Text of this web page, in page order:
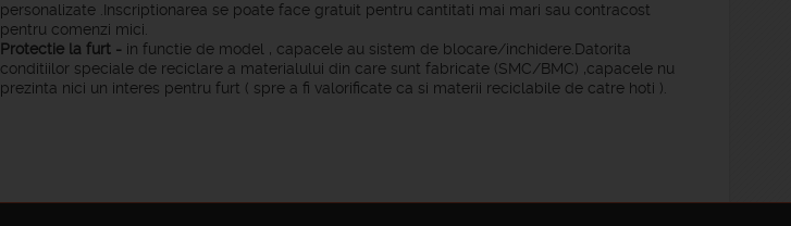
personalizate .Inscriptionarea se poate face gratuit pentru cantitati mai mari sau contracost
pentru comenzi mici.
Protectie la furt - in functie de model , capacele au sistem de blocare/inchidere.Datorita
conditiilor speciale de reciclare a materialului din care sunt fabricate (SMC/BMC) ,capacele nu
prezinta nici un interes pentru furt ( spre a fi valorificate ca si materii reciclabile de catre hoti ).